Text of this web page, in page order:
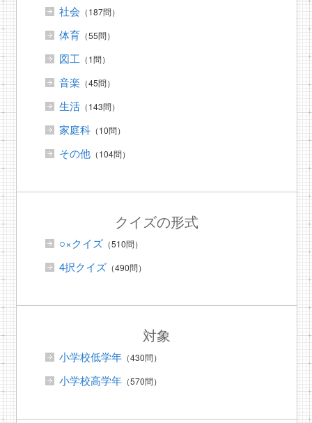
社会 （187問）
体育（55問）
図工 （1問）
音楽 （45問）
生活（143問）
家庭科（10問）
その他（104問）
クイズの形式
○×クイズ（510問）
4択クイズ（490問）
対象
小学校低学年（430問）
小学校高学年（570問）